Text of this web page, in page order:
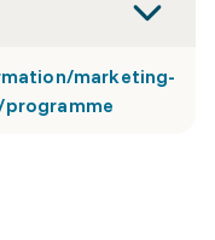
marketing-